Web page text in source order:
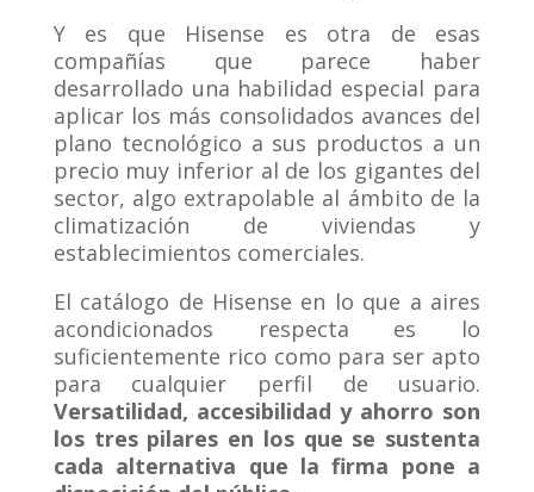
Y es que Hisense es otra de esas
compañías que parece haber
desarrollado una habilidad especial para
aplicar los más consolidados avances del
plano tecnológico a sus productos a un
precio muy inferior al de los gigantes del
sector, algo extrapolable al ámbito de la
climatización de viviendas y
establecimientos comerciales.
El catálogo de Hisense en lo que a aires
acondicionados respecta es lo
suficientemente rico como para ser apto
para cualquier perfil de usuario.
Versatilidad, accesibilidad y ahorro son
los tres pilares en los que se sustenta
cada alternativa que la firma pone a